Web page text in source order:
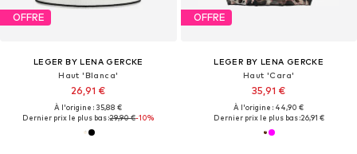
OFFRE
LEGER BY LENA GERCKE
Haut 'Blanca'
26,91 €
À l'origine : 35,88 €
Dernier prix le plus bas :29,90 €-10%
OFFRE
LEGER BY LENA GERCKE
Haut 'Cara'
35,91 €
À l'origine : 44,90 €
Dernier prix le plus bas :26,91 €